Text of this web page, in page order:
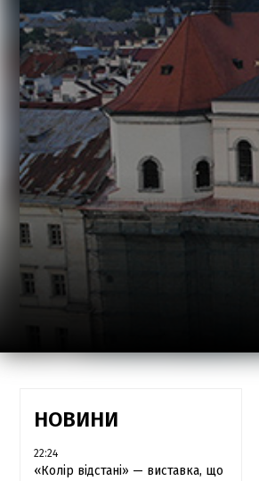
НОВИНИ
22:24
«Колір відстані» — виставка, що